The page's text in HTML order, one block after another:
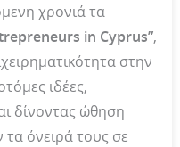
χρονιά τα
in Cyprus”,
στην
ιδέες,
δίνοντας ώθηση
όνειρά τους σε